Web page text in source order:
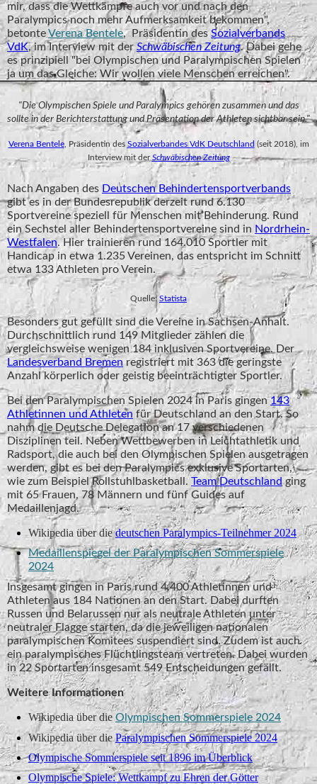
mir, dass die Wettkämpfe auch vor und nach den
Paralympics noch mehr Aufmerksamkeit bekommen",
betonteVerena Bentele, Präsidentin desSozialverbands
VdK, im Interview mit derSchwäbischen Zeitung. Dabei gehe
es prinzipiell "bei Olympischen und Paralympischen Spielen
ja um das Gleiche: Wir wollen viele Menschen erreichen".
"Die Olympischen Spiele und Paralympics gehören zusammen und das
sollte in der Berichterstattung und Präsentation der Athleten sichtbar sein."
Verena Bentele, Präsidentin des Sozialverbandes VdK Deutschland (seit 2018), im
Interview mit derSchwäbischen Zeitung
Nach Angaben des Deutschen Behindertensportverbands
gibt es in der Bundesrepublik derzeit rund 6.130
Sportvereine speziell für Menschen mit Behinderung. Rund
ein Sechstel aller Behindertensportvereine sind in Nordrhein-
Westfalen. Hier trainieren rund 164.010 Sportler mit
Handicap in etwa 1.235 Vereinen, das entspricht im Schnitt
etwa 133 Athleten pro Verein.
Quelle:Statista
Besonders gut gefüllt sind die Vereine in Sachsen-Anhalt.
Durchschnittlich rund 149 Mitglieder zählen die
vergleichsweise wenigen 184 inklusiven Sportvereine. Der
Landesverband Bremenregistriert mit 363 die geringste
Anzahl körperlich oder geistig beeinträchtigter Sportler.
Bei den Paralympischen Spielen 2024 in Paris gingen143
Athletinnen und Athletenfür Deutschland an den Start. So
nahm die Deutsche Delegation an 17 verschiedenen
Disziplinen teil. Neben Wettbewerben in Leichtathletik und
Radsport, die auch bei den Olympischen Spielen ausgetragen
werden, gibt es bei den Paralympics exklusive Sportarten,
wie zum Beispiel Rollstuhlbasketball.Team Deutschlandging
mit 65 Frauen, 78 Männern und fünf Guides auf
Medaillenjagd.
Wikipedia über diedeutschen Paralympics-Teilnehmer 2024
Medaillenspiegel der Paralympischen Sommerspiele
2024
Insgesamt gingen in Paris rund 4.400 Athletinnen und
Athleten aus 184 Nationen an den Start. Dabei durften
Russen und Belarussen nur als neutrale Athleten unter
neutraler Flagge starten, da die jeweiligen nationalen
paralympischen Komitees suspendiert sind. Zudem ist auch
ein paralympisches Flüchtlingsteam vertreten. Dabei wurden
in 22 Sportarten insgesamt 549 Entscheidungen gefällt.
Weitere Informationen
Wikipedia über dieOlympischen Sommerspiele 2024
Wikipedia über die Paralympischen Sommerspiele 2024
Olympische Sommerspiele seit 1896 im Überblick
Olympische Spiele: Wettkampf zu Ehren der Götter